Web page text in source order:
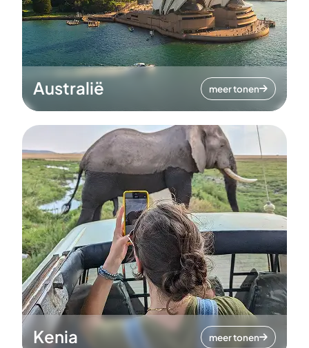
Australië meer tonen
Kenia meer tonen